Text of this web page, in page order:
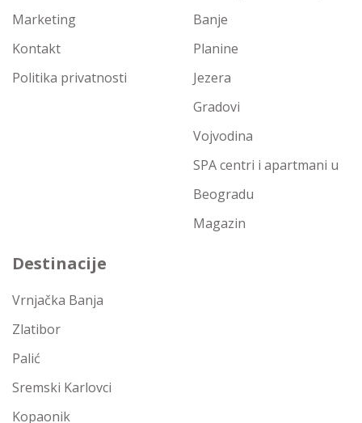
Marketing
Kontakt
Politika privatnosti
Banje
Planine
Jezera
Gradovi
Vojvodina
SPA centri i apartmani u
Beogradu
Magazin
Destinacije
Vrnjačka Banja
Zlatibor
Palić
Sremski Karlovci
Kopaonik